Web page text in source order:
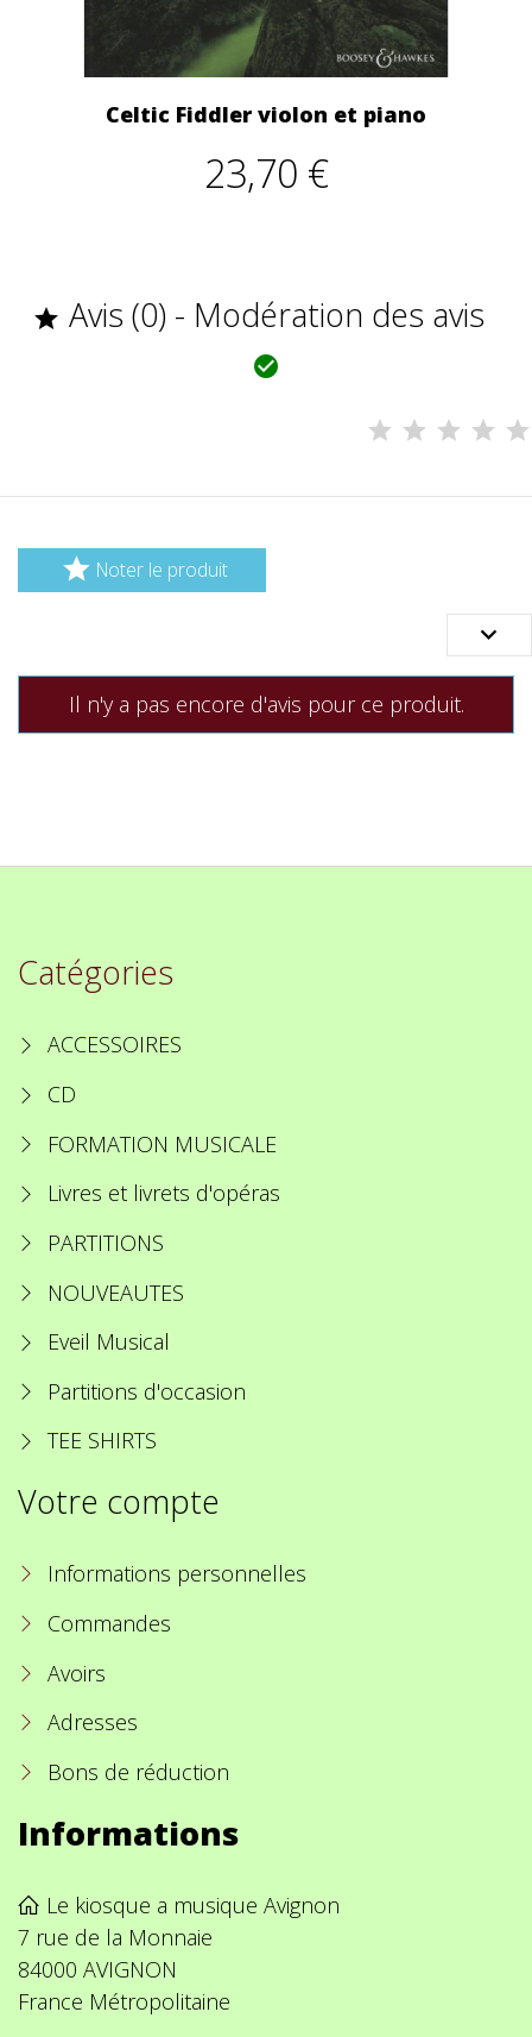
Celtic Fiddler violon et piano
23,70 €
 Avis (0) - Modération des avis

 Noter le produit

Il n'y a pas encore d'avis pour ce produit.
Catégories
ACCESSOIRES
CD
FORMATION MUSICALE
Livres et livrets d'opéras
PARTITIONS
NOUVEAUTES
Eveil Musical
Partitions d'occasion
TEE SHIRTS
Votre compte
Informations personnelles
Commandes
Avoirs
Adresses
Bons de réduction
Informations
Le kiosque a musique Avignon
7 rue de la Monnaie
84000 AVIGNON
France Métropolitaine